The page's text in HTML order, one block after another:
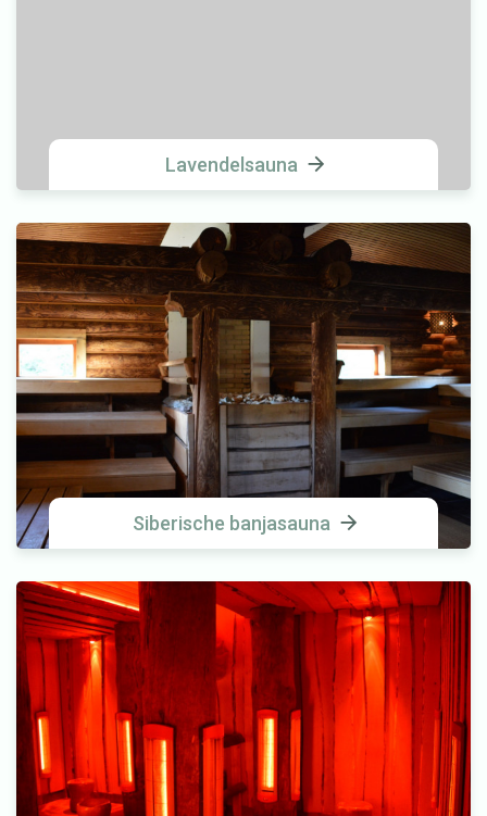
Lavendelsauna
Siberische banjasauna